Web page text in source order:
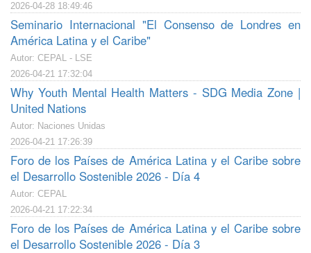
2026-04-28 18:49:46
Seminario Internacional "El Consenso de Londres en
América Latina y el Caribe"
Autor: CEPAL - LSE
2026-04-21 17:32:04
Why Youth Mental Health Matters - SDG Media Zone |
United Nations
Autor: Naciones Unidas
2026-04-21 17:26:39
Foro de los Países de América Latina y el Caribe sobre
el Desarrollo Sostenible 2026 - Día 4
Autor: CEPAL
2026-04-21 17:22:34
Foro de los Países de América Latina y el Caribe sobre
el Desarrollo Sostenible 2026 - Día 3